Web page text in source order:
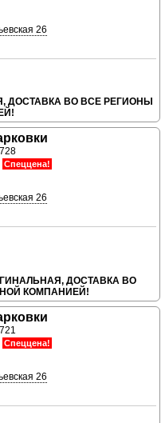
26
ДОСТАВКА ВО ВСЕ РЕГИОНЫ
Спеццена!
26
ДОСТАВКА ВО
КОМПАНИЕЙ!
Спеццена!
26